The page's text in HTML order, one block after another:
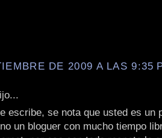
DE 2009 A LAS 9:35
escribe, se nota que usted es un
un bloguer con mucho tiempo